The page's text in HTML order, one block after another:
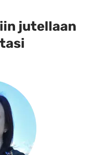
jutellaan